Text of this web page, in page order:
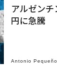
アルゼン
円に急騰
Antonio